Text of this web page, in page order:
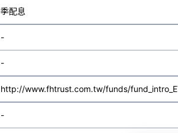
季配息
-
-
http://www.fhtrust.com.tw/funds/
-